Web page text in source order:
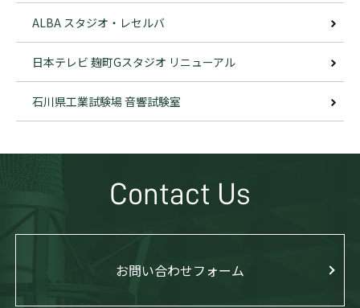
ALBA スタジオ・レセルバ
日本テレビ 麹町Gスタジオ リニューアル
石川県工業試験場 音響試験室
Contact Us
お問い合わせフォーム